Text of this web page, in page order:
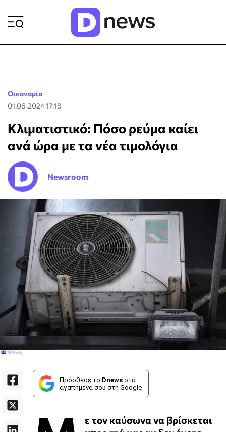
Οικονομία
01.06.2024 17:18
Κλιματιστικό: Πόσο ρεύμα καίει
ανά ώρα με τα νέα τιμολόγια
Newsroom
Πρόσθεσε το Dnews στα
αγαπημένα σου στη Google
ε τον καύσωνα να βρίσκεται